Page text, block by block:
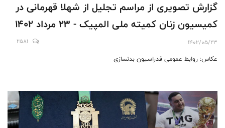
گزارش تصویری از مراسم تجلیل از شهلا قهرمانی در
کمیسیون زنان کمیته ملی المپیک - 23 مرداد 1402
1402/05/23
2581
عکاس: روابط عمومی فدراسیون بدنسازی